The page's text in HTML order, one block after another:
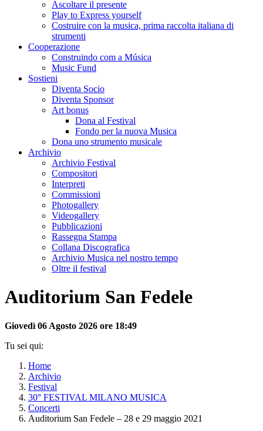
Ascoltare il presente
Play to Express yourself
Costruire con la musica, prima raccolta italiana di
strumenti
Cooperazione
Construindo com a Música
Music Fund
Sostieni
Diventa Socio
Diventa Sponsor
Art bonus
Dona al Festival
Fondo per la nuova Musica
Dona uno strumento musicale
Archivio
Archivio Festival
Compositori
Interpreti
Commissioni
Photogallery
Videogallery
Pubblicazioni
Rassegna Stampa
Collana Discografica
Archivio Musica nel nostro tempo
Oltre il festival
Auditorium San Fedele
Giovedì 06 Agosto 2026 ore 18:49
Tu sei qui:
Home
Archivio
Festival
30° FESTIVAL MILANO MUSICA
Concerti
Auditorium San Fedele – 28 e 29 maggio 2021